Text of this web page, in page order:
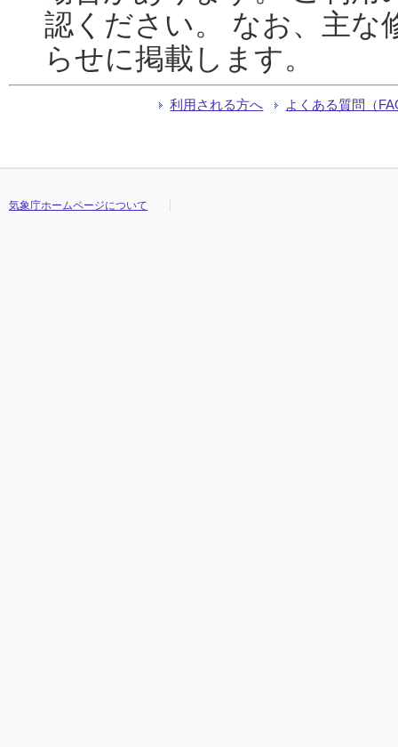
認ください。 なお、主な
らせに掲載します。
利用される方へ よくある質問（
気象庁ホームページについて